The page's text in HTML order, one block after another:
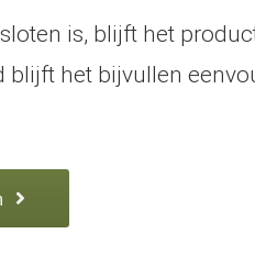
is, blijft het
blijft het bijvullen